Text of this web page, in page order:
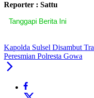
Reporter : Sattu
Tanggapi Berita Ini
Kapolda Sulsel Disambut
Peresmian Polresta Gowa